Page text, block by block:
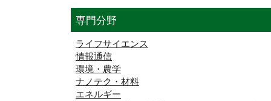
専門分野
ライフサイエンス
情報通信
環境・農学
ナノテク・材料
エネルギー